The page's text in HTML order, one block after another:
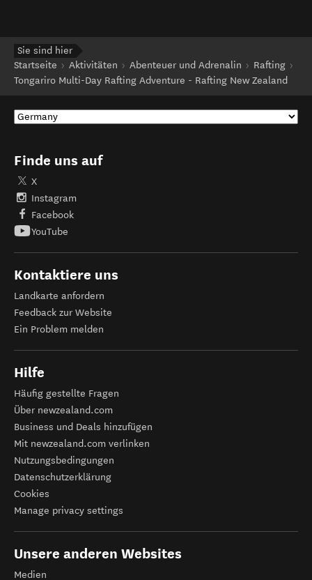
Sie sind hier
Startseite
Aktivitäten Abenteuer und Adrenalin
Rafting
Tongariro Multi-Day Rafting Adventure - Rafting New Zealand
Finde uns auf
X
Instagram
Facebook
YouTube
Kontaktiere uns
Landkarte anfordern
Feedback zur Website
Ein Problem melden
Hilfe
Häufig gestellte Fragen
Über newzealand.com
Business und Deals hinzufügen
Mit newzealand.com verlinken
Nutzungsbedingungen
Datenschutzerklärung
Cookies
Manage privacy settings
Unsere anderen Websites
Medien